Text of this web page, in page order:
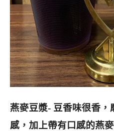
燕麥豆漿- 豆香味很香
感，加上帶有口感的燕